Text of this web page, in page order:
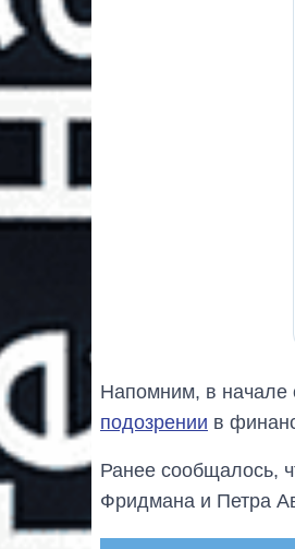
Напомним, в начале
подозрении в
Ранее сообщалось,
Фридмана и Петра